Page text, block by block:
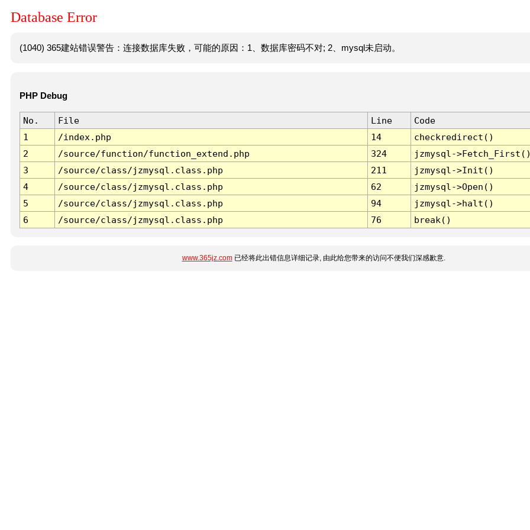
Database Error
(1040) 365建站错误警告：连接数据库失败，可能的原因：1、数据库密码不对; 2、mysql未启动。
PHP Debug
No. File Line
Code
1
/index.php 14
checkredirect()
2
/source/function/function_extend.php 324
jzmysql-
3
/source/class/jzmysql.class.php 211
jzmysql->Init()
4
/source/class/jzmysql.class.php 62
jzmysql->Open()
5
/source/class/jzmysql.class.php 94
jzmysql->halt()
6
/source/class/jzmysql.class.php 76 break()
www.365jz.com已经将此出错信息详细记录, 由此给您带来的访问不便我们深感歉意.